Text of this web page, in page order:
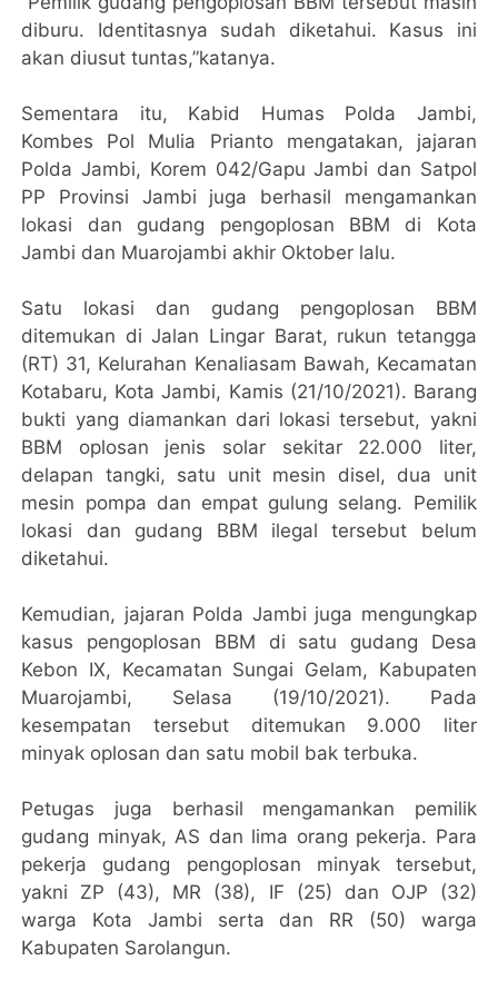
diburu. Identitasnya sudah diketahui. Kasus ini
akan diusut tuntas,”katanya.
Sementara itu, Kabid Humas Polda Jambi,
Kombes Pol Mulia Prianto mengatakan, jajaran
Polda Jambi, Korem 042/Gapu Jambi dan Satpol
PP Provinsi Jambi juga berhasil mengamankan
lokasi dan gudang pengoplosan BBM di Kota
Jambi dan Muarojambi akhir Oktober lalu.
Satu lokasi dan gudang pengoplosan BBM
ditemukan di Jalan Lingar Barat, rukun tetangga
(RT) 31, Kelurahan Kenaliasam Bawah, Kecamatan
Kotabaru, Kota Jambi, Kamis (21/10/2021). Barang
bukti yang diamankan dari lokasi tersebut, yakni
BBM oplosan jenis solar sekitar 22.000 liter,
delapan tangki, satu unit mesin disel, dua unit
mesin pompa dan empat gulung selang. Pemilik
lokasi dan gudang BBM ilegal tersebut belum
diketahui.
Kemudian, jajaran Polda Jambi juga mengungkap
kasus pengoplosan BBM di satu gudang Desa
Kebon IX, Kecamatan Sungai Gelam, Kabupaten
Muarojambi, Selasa (19/10/2021). Pada
kesempatan tersebut ditemukan 9.000 liter
minyak oplosan dan satu mobil bak terbuka.
Petugas juga berhasil mengamankan pemilik
gudang minyak, AS dan lima orang pekerja. Para
pekerja gudang pengoplosan minyak tersebut,
yakni ZP (43), MR (38), IF (25) dan OJP (32)
warga Kota Jambi serta dan RR (50) warga
Kabupaten Sarolangun.